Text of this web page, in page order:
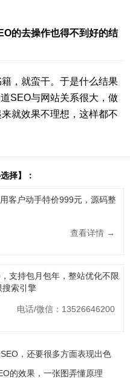
的去操作也得不到好的结
，就蛮干。于是什么结果
SEO与网站关系很大，做
就效果不理想，这样都不
择】：
客户动手特价999元，源码整
查看详情 →
支持包月包年，整站优化不限
搜索引擎
电话/微信：13526646200
，还要很多方面表现出色
的效果，一张图弄懂原理